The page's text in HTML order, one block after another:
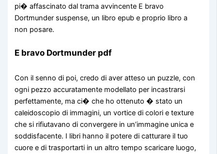
pi� affascinato dal trama avvincente E bravo
Dortmunder suspense, un libro epub e proprio libro a
non posare.
E bravo Dortmunder pdf
Con il senno di poi, credo di aver atteso un puzzle, con
ogni pezzo accuratamente modellato per incastrarsi
perfettamente, ma ci� che ho ottenuto � stato un
caleidoscopio di immagini, un vortice di colori e texture
che si rifiutavano di convergere in un’immagine unica e
soddisfacente. I libri hanno il potere di catturare il tuo
cuore e di trasportarti in un altro tempo scaricare luogo,